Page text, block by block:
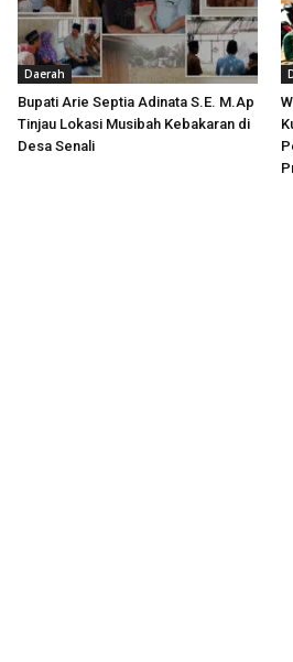
Daerah
Bupati Arie Septia Adinata S.E. M.Ap
Tinjau Lokasi Musibah Kebakaran di
Desa Senali